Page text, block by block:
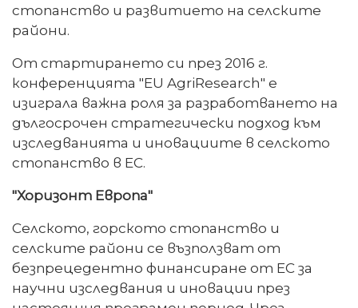
стопанство и развитието на селските
райони.
От стартирането си през 2016 г.
конференцията "EU AgriResearch" е
изиграла важна роля за разработването на
дългосрочен стратегически подход към
изследванията и иновациите в селското
стопанство в ЕС.
"Хоризонт Европа"
Селското, горското стопанство и
селските райони се възползват от
безпрецедентно финансиране от ЕС за
научни изследвания и иновации през